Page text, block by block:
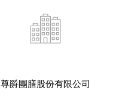
尊爵團膳股份有限公司